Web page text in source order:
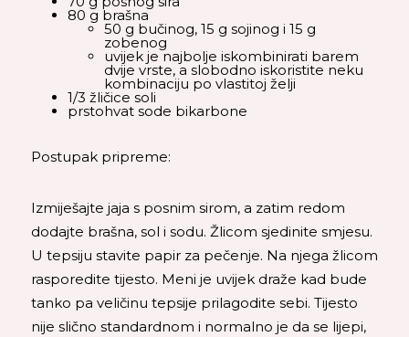
80 g brašna
50 g bučinog, 15 g sojinog i 15 g
zobenog
uvijek je najbolje iskombinirati barem
dvije vrste, a slobodno iskoristite neku
kombinaciju po vlastitoj želji
1/3 žličice soli
prstohvat sode bikarbone
Postupak pripreme:
Izmiješajte jaja s posnim sirom, a zatim redom
dodajte brašna, sol i sodu. Žlicom sjedinite smjesu.
U tepsiju stavite papir za pečenje. Na njega žlicom
rasporedite tijesto. Meni je uvijek draže kad bude
tanko pa veličinu tepsije prilagodite sebi. Tijesto
nije slično standardnom i normalno je da se lijepi,